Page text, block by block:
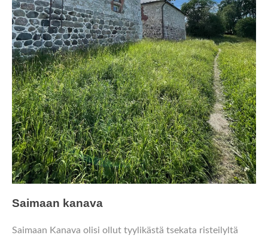
Saimaan kanava
Saimaan Kanava olisi ollut tyylikästä tsekata risteilyltä